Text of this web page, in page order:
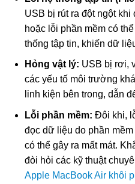
USB bị rút ra đột ngột khi
hoặc lỗi phần mềm có
thống tập tin, khiến dữ
Hỏng vật lý: USB bị rơi,
các yếu tố môi trường
linh kiện bên trong, dẫn
Lỗi phần mềm: Đôi khi,
đọc dữ liệu do phần
có thể gây ra mất mát.
đòi hỏi các kỹ thuật
Apple MacBook Air khôi